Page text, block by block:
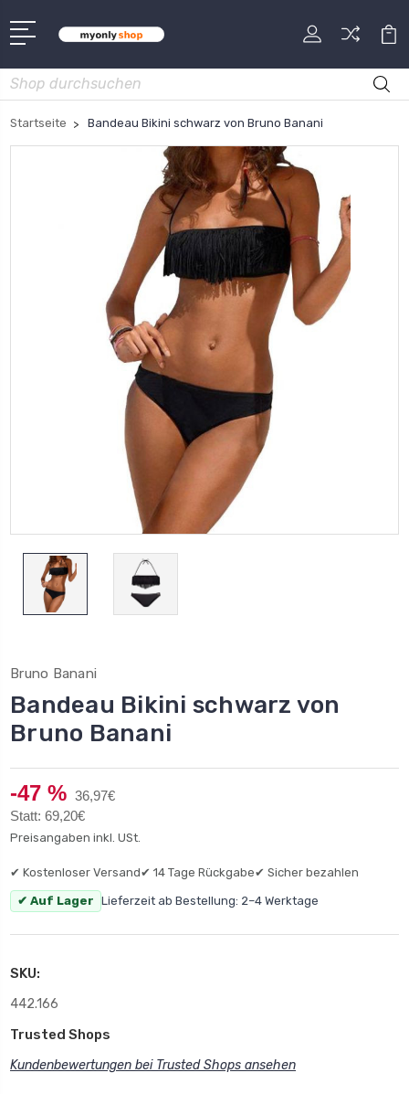
Suche
Startseite Bandeau Bikini schwarz von Bruno Banani
Bruno Banani
Bandeau Bikini schwarz von
Bruno Banani
-47 % 36,97€
Statt: 69,20€
Preisangaben inkl. USt.
✔ Kostenloser Versand✔ 14 Tage Rückgabe✔ Sicher bezahlen
✔ Auf Lager Lieferzeit ab Bestellung: 2–4 Werktage
SKU:
442.166
Trusted Shops
Kundenbewertungen bei Trusted Shops ansehen